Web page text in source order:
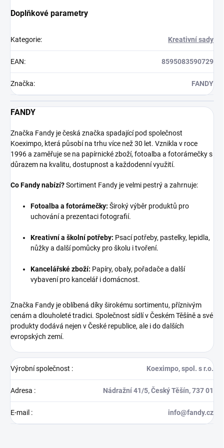
Doplňkové parametry
Kategorie: Kreativní sady
EAN: 8595083590729
Značka: FANDY
FANDY
Značka Fandy je česká značka spadající pod společnost
Koeximpo, která působí na trhu více než 30 let. Vznikla v roce
1996 a zaměřuje se na papírnické zboží, fotoalba a fotorámečky s
důrazem na kvalitu, dostupnost a každodenní využití.
Co Fandy nabízí?Sortiment Fandy je velmi pestrý a zahrnuje:
Fotoalba a fotorámečky: Široký výběr produktů pro
uchování a prezentaci fotografií.
Kreativní a školní potřeby: Psací potřeby, pastelky, lepidla,
nůžky a další pomůcky pro školu i tvoření.
Kancelářské zboží: Papíry, obaly, pořadače a další
vybavení pro kancelář i domácnost.
Značka Fandy je oblíbená díky širokému sortimentu, příznivým
cenám a dlouholeté tradici. Společnost sídlí v Českém Těšíně a své
produkty dodává nejen v České republice, ale i do dalších
evropských zemí.
Výrobní společnost : Koeximpo, spol. s r.o.
Adresa : Nádražní 41/5, Český Těšín, 737 01
E-mail : info@fandy.cz